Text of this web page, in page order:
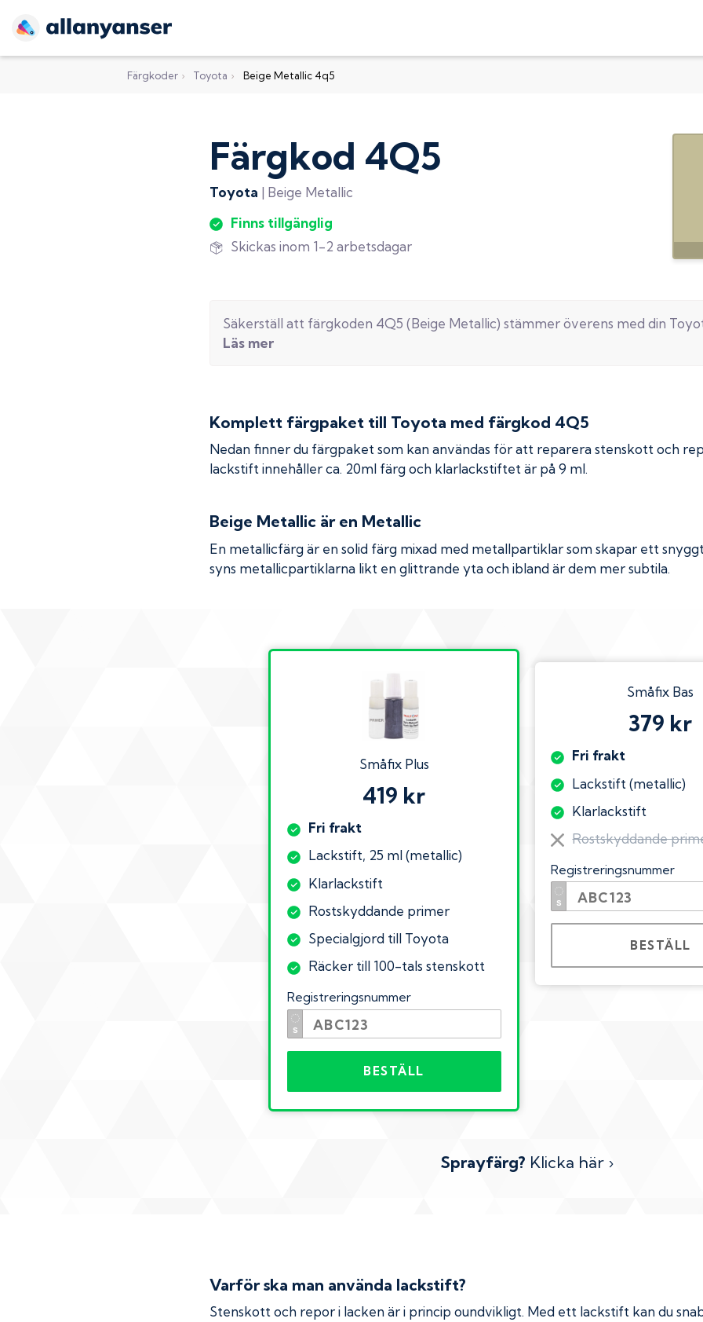
Färgkoder › Toyota › Beige Metallic 4q5
Färgkod 4Q5
Toyota | Beige Metallic
Finns tillgänglig
Skickas inom 1-2 arbetsdagar
Säkerställ att färgkoden 4Q5 (Beige Metallic) stämmer överens med din
Läs mer
Komplett färgpaket till Toyota med färgkod 4Q5
Nedan finner du färgpaket som kan användas för att reparera stenskott och
lackstift innehåller ca. 20ml färg och klarlackstiftet är på 9 ml.
Beige Metallic är en Metallic
En metallicfärg är en solid färg mixad med metallpartiklar som skapar ett
syns metallicpartiklarna likt en glittrande yta och ibland är dem mer subtila.
Småfix Plus
419 kr
Fri frakt
Lackstift, 25 ml (metallic)
Klarlackstift
Rostskyddande primer
Specialgjord till Toyota
Räcker till 100-tals stenskott
Registreringsnummer
BESTÄLL
Småfix Bas
379 kr
Fri frakt
Lackstift (metallic)
Klarlackstift
Rostskyddande
Registreringsnummer
BESTÄLL
Sprayfärg? Klicka här ›
Varför ska man använda lackstift?
Stenskott och repor i lacken är i princip oundvikligt. Med ett lackstift kan du